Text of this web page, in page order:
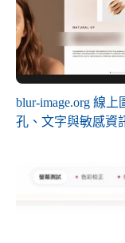
blur-image.org 線
孔、文字與敏感資